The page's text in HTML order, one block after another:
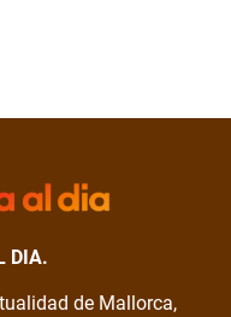
DIA.
de Mallorca,